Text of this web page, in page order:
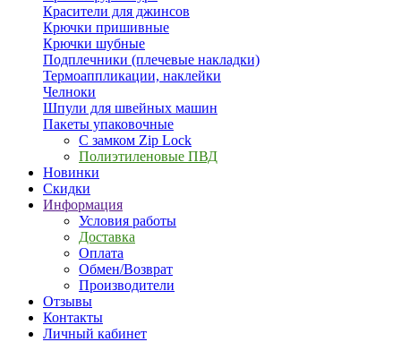
Красители для джинсов
Крючки пришивные
Крючки шубные
Подплечники (плечевые накладки)
Термоаппликации, наклейки
Челноки
Шпули для швейных машин
Пакеты упаковочные
С замком Zip Lock
Полиэтиленовые ПВД
Новинки
Скидки
Информация
Условия работы
Доставка
Оплата
Обмен/Возврат
Производители
Отзывы
Контакты
Личный кабинет